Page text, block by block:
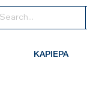
ΚΑΡΙΕΡΑ